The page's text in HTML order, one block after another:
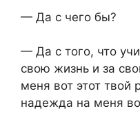
— Да с чего бы?
— Да с того, что
свою жизнь и за
меня вот этот твой
надежда на меня